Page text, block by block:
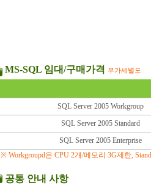
MS-SQL 임대/구매가격 부가세별도
SQL Server 2005 Workgroup
SQL Server 2005 Standard
SQL Server 2005 Enterprise
※ Workgroupd은 CPU 2개/메모리 3G제한,
공통 안내 사항